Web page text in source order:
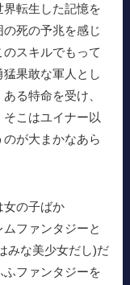
転生した記憶を
死の予兆を感じ
スキルでもって
果敢な軍人とし
る特命を受け、
こはユイナー以
が大まかなあら
女の子ばか
ファンタジーと
みな美少女だし)だ
ファンタジーを